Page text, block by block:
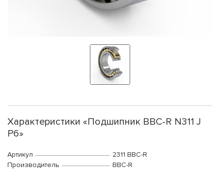
Характеристики «Подшипник BBC-R N311 J
P6»
Артикул
2311 BBC-R
Производитель
BBC-R